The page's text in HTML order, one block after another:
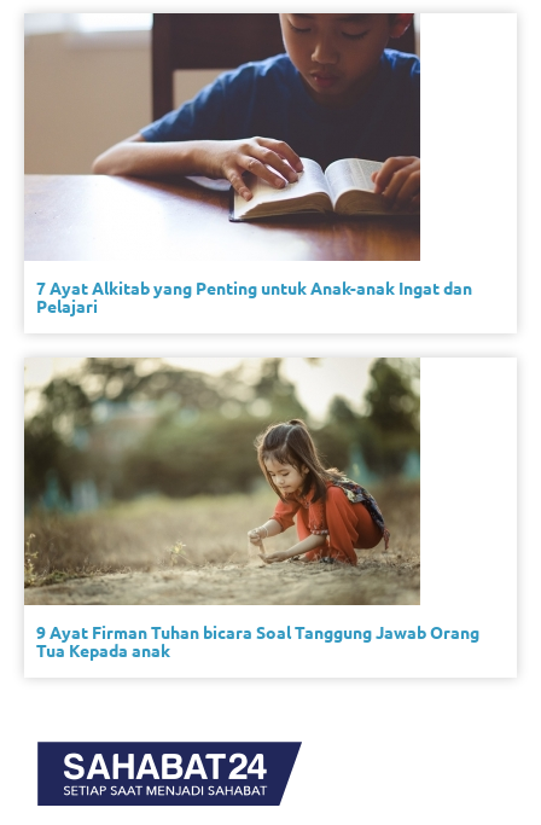
7 Ayat Alkitab yang Penting untuk Anak-anak Ingat dan
Pelajari
9 Ayat Firman Tuhan bicara Soal Tanggung Jawab Orang
Tua Kepada anak